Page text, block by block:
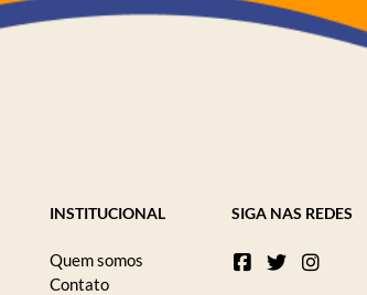
INSTITUCIONAL
Quem somos
Contato
SIGA NAS REDES